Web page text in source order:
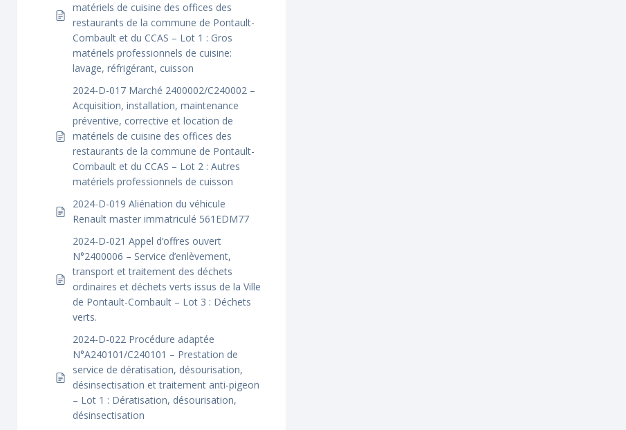
matériels de cuisine des offices des
restaurants de la commune de Pontault-
Combault et du CCAS – Lot 1 : Gros
matériels professionnels de cuisine:
lavage, réfrigérant, cuisson
2024-D-017 Marché 2400002/C240002 –
Acquisition, installation, maintenance
préventive, corrective et location de
matériels de cuisine des offices des
restaurants de la commune de Pontault-
Combault et du CCAS – Lot 2 : Autres
matériels professionnels de cuisson
2024-D-019 Aliénation du véhicule
Renault master immatriculé 561EDM77
2024-D-021 Appel d’offres ouvert
N°2400006 – Service d’enlèvement,
transport et traitement des déchets
ordinaires et déchets verts issus de la Ville
de Pontault-Combault – Lot 3 : Déchets
verts.
2024-D-022 Procédure adaptée
N°A240101/C240101 – Prestation de
service de dératisation, désourisation,
désinsectisation et traitement anti-pigeon
– Lot 1 : Dératisation, désourisation,
désinsectisation